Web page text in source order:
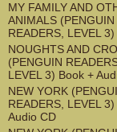
MY FAMILY AND
ANIMALS (PENGUIN
READERS, LEVEL
NOUGHTS AND
(PENGUIN
LEVEL 3) Book +
NEW YORK
READERS, LEVEL
Audio CD